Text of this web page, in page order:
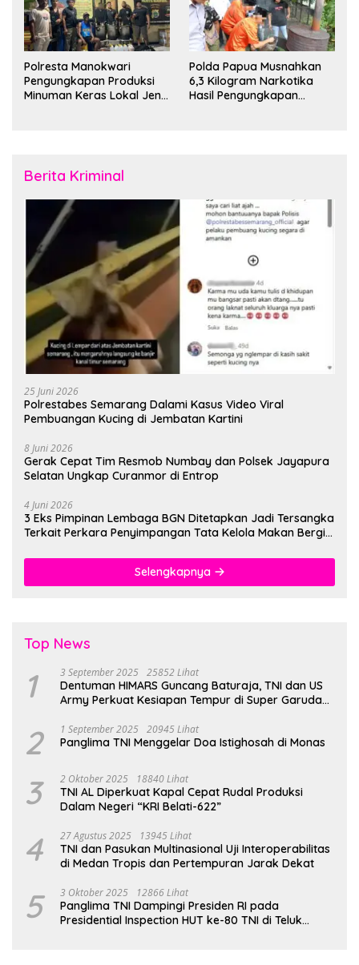
Polresta Manokwari
Pengungkapan Produksi
Minuman Keras Lokal Jenis
Polda Papua Musnahkan
6,3 Kilogram Narkotika
Hasil Pengungkapan
Berita Kriminal
25 Juni 2026
Polrestabes Semarang Dalami Kasus Video Viral
Pembuangan Kucing di Jembatan Kartini
8 Juni 2026
Gerak Cepat Tim Resmob Numbay dan Polsek Jayapura
Selatan Ungkap Curanmor di Entrop
4 Juni 2026
3 Eks Pimpinan Lembaga BGN Ditetapkan Jadi Tersangka
Terkait Perkara Penyimpangan Tata Kelola Makan Bergizi
Selengkapnya
Top News
1 3 September 2025 25852 Lihat
Dentuman HIMARS Guncang Baturaja, TNI dan US
Army Perkuat Kesiapan Tempur di Super Garuda
2 1 September 2025 20945 Lihat
Panglima TNI Menggelar Doa Istighosah di Monas
3 2 Oktober 2025 18840 Lihat
TNI AL Diperkuat Kapal Cepat Rudal Produksi
Dalam Negeri “KRI Belati-622”
4 27 Agustus 2025 13945 Lihat
TNI dan Pasukan Multinasional Uji Interoperabilitas
di Medan Tropis dan Pertempuran Jarak Dekat
5 3 Oktober 2025 12866 Lihat
Panglima TNI Dampingi Presiden RI pada
Presidential Inspection HUT ke-80 TNI di Teluk